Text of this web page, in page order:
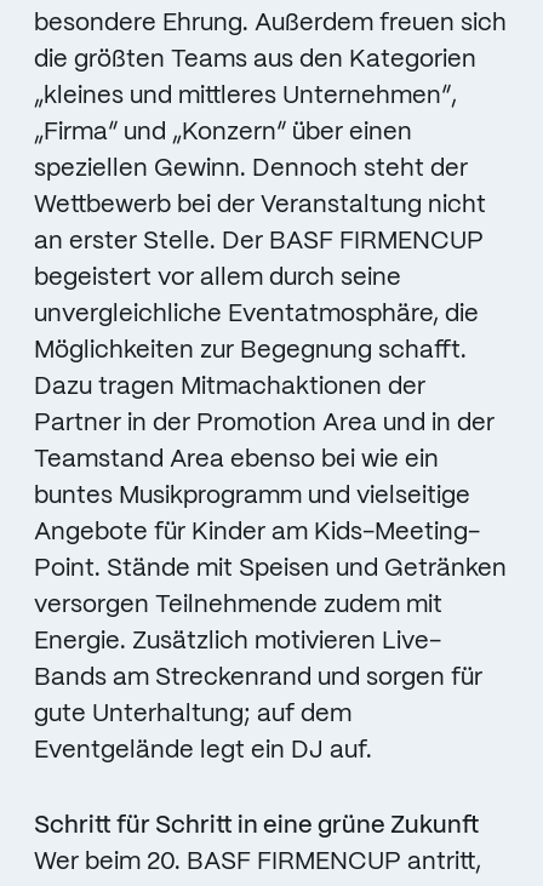
besondere Ehrung. Außerdem freuen sich
die größten Teams aus den Kategorien
„kleines und mittleres Unternehmen“,
„Firma“ und „Konzern“ über einen
speziellen Gewinn. Dennoch steht der
Wettbewerb bei der Veranstaltung nicht
an erster Stelle. Der BASF FIRMENCUP
begeistert vor allem durch seine
unvergleichliche Eventatmosphäre, die
Möglichkeiten zur Begegnung schafft.
Dazu tragen Mitmachaktionen der
Partner in der Promotion Area und in der
Teamstand Area ebenso bei wie ein
buntes Musikprogramm und vielseitige
Angebote für Kinder am Kids-Meeting-
Point. Stände mit Speisen und Getränken
versorgen Teilnehmende zudem mit
Energie. Zusätzlich motivieren Live-
Bands am Streckenrand und sorgen für
gute Unterhaltung; auf dem
Eventgelände legt ein DJ auf.
Schritt für Schritt in eine grüne Zukunft
Wer beim 20. BASF FIRMENCUP antritt,